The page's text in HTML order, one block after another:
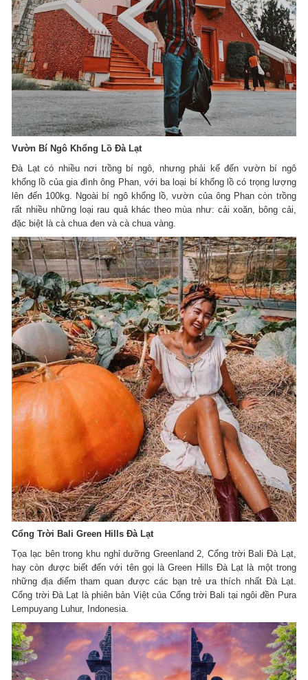
Vườn Bí Ngô Khổng Lồ Đà Lạt
Đà Lạt có nhiều nơi trồng bí ngô, nhưng phải kể đến vườn bí ngô
khổng lồ của gia đình ông Phan, với ba loại bí khổng lồ có trọng lượng
lên đến 100kg. Ngoài bí ngô khổng lồ, vườn của ông Phan còn trồng
rất nhiều những loại rau quả khác theo mùa như: cải xoăn, bông cải,
đặc biệt là cà chua đen và cà chua vàng.
Cổng Trời Bali Green Hills Đà Lạt
Tọa lạc bên trong khu nghỉ dưỡng Greenland 2, Cổng trời Bali Đà Lạt,
hay còn được biết đến với tên gọi là Green Hills Đà Lạt là một trong
những địa điểm tham quan được các bạn trẻ ưa thích nhất Đà Lạt.
Cổng trời Đà Lạt là phiên bản Việt của Cổng trời Bali tại ngôi đền Pura
Lempuyang Luhur, Indonesia.